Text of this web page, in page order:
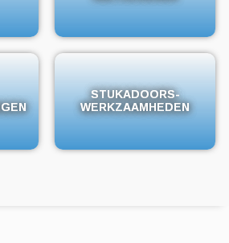
STUKADOORS-
WERKZAAMHEDEN
STUKADOORS-
WERKZAAMHEDEN